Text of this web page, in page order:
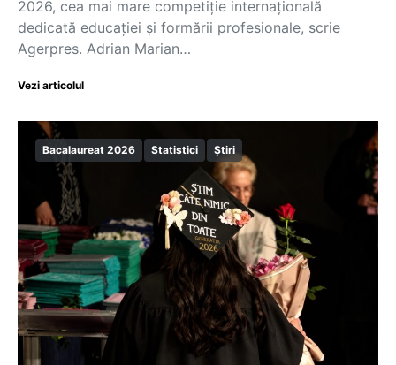
2026, cea mai mare competiție internațională
dedicată educației și formării profesionale, scrie
Agerpres. Adrian Marian…
Vezi articolul
Bacalaureat 2026 Statistici Știri